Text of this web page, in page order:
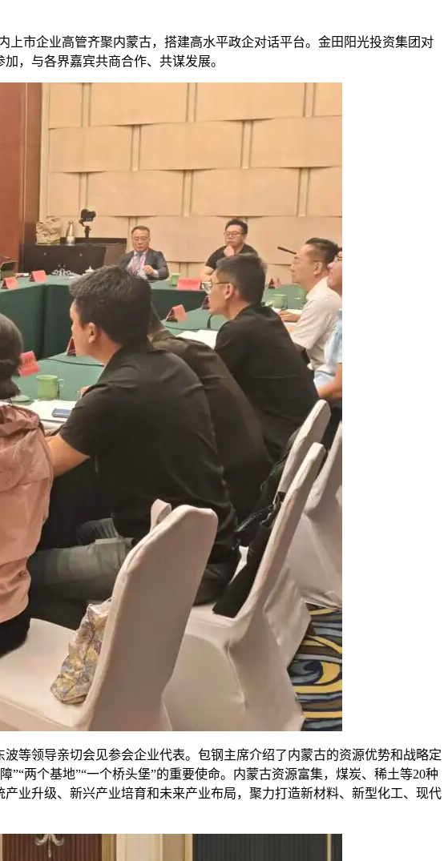
市企业高管齐聚内蒙古，搭建高水平政企对话平台。 金田阳光投资集团 对
，与各界嘉宾共商合作、共谋发展。
等领导亲切会见参会企业代表。包钢主席介绍了内蒙古的资源优势和战略定
两个基地”“一个桥头堡”的重要使命。内蒙古资源富集，煤炭、稀土等20种
业升级、新兴产业培育和未来产业布局，聚力打造新材料、新型化工、现代